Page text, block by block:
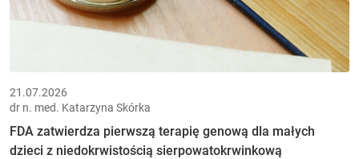
21.07.2026
dr n. med. Katarzyna Skórka
FDA zatwierdza pierwszą terapię genową dla małych
dzieci z niedokrwistością sierpowatokrwinkową